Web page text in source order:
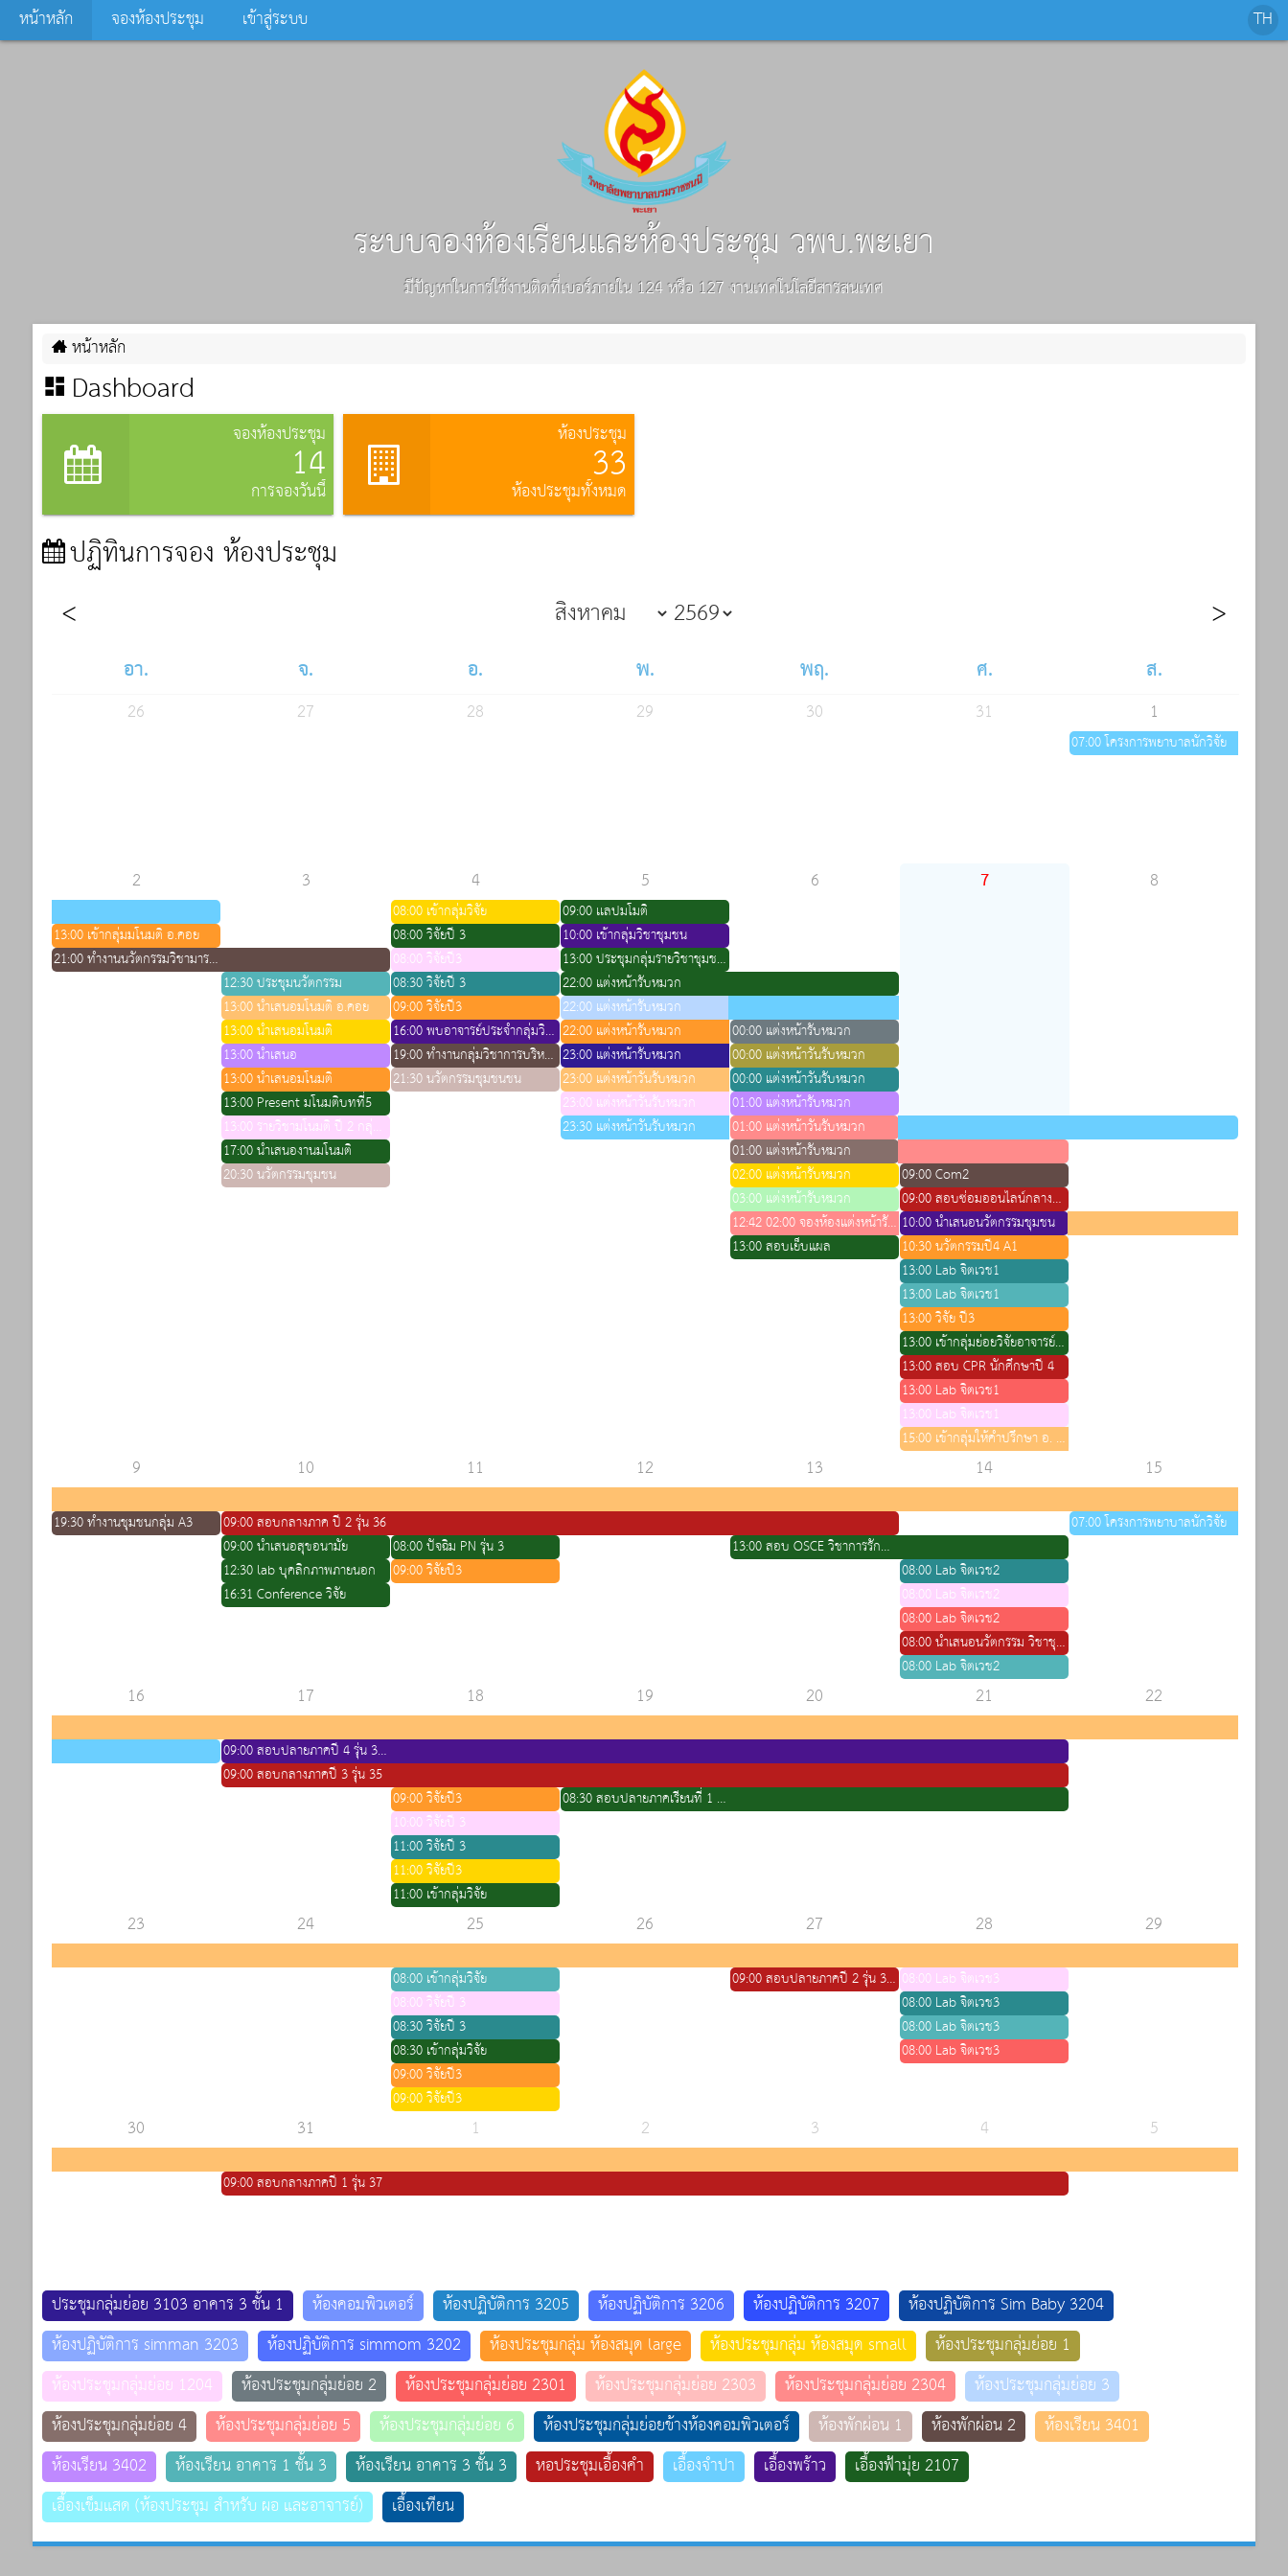
หน้าหลัก จองห้องประชุม เข้าสู่ระบบ
ระบบจองห้องเรียนและห้องประชุม วพบ.พะเยา
มีปัญหาในการใช้งานติดที่เบอร์ภายใน 124 หรือ 127 งานเทคโนโลยีสารสนเทศ
หน้าหลัก
Dashboard
จองห้องประชุม
14
การจองวันนี้
ห้องประชุม
33
ห้องประชุมทั้งหมด
ปฏิทินการจอง ห้องประชุม
อา. จ. อ. พ. พฤ. ศ. ส.
26 27 28 29 30 31 1
07:00 โครงการพยาบาลนักวิจัย
2
13:00 เข้ากลุ่มมโนมติ อ.คอย
21:00 ทำงานนวัตกรรมวิชามารดา 2
3
12:30 ประชุมนวัตกรรม
13:00 นำเสนอมโนมติ อ.คอย
13:00 นำเสนอมโนมติ
13:00 นำเสนอ
13:00 นำเสนอมโนมติ
13:00 Present มโนมติบทที่5
13:00 รายวิชามโนมติ ปี 2 กลุ่มย่อย
17:00 นำเสนองานมโนมติ
20:30 นวัตกรรมชุมชน
4
08:00 เข้ากลุ่มวิจัย
08:00 วิจัยปี 3
08:00 วิจัยปี3
08:30 วิจัยปี 3
09:00 วิจัยปี3
16:00 พบอาจารย์ประจำกลุ่มวิชาจิตเวช
19:00 ทำงานกลุ่มวิชาการบริหารสุขภาวะชุมชน 2
21:30 นวัตกรรมชุมชนชน
5
09:00 เเลปมโมติ
10:00 เข้ากลุ่มวิชาชุมชน
13:00 ประชุมกลุ่มรายวิชาชุมชน2
22:00 แต่งหน้ารับหมวก
22:00 แต่งหน้ารับหมวก
22:00 แต่งหน้ารับหมวก
23:00 แต่งหน้ารับหมวก
23:00 แต่งหน้าวันรับหมวก
23:00 แต่งหน้าวันรับหมวก
23:30 แต่งหน้าวันรับหมวก
6
00:00 แต่งหน้ารับหมวก
00:00 แต่งหน้าวันรับหมวก
00:00 แต่งหน้าวันรับหมวก
01:00 แต่งหน้ารับหมวก
01:00 แต่งหน้าวันรับหมวก
01:00 แต่งหน้ารับหมวก
02:00 แต่งหน้ารับหมวก
03:00 แต่งหน้ารับหมวก
12:42 02:00 จองห้องแต่งหน้ารับหมวก
13:00 สอบเย็บแผล
7
09:00 Com2
09:00 สอบซ่อมออนไลน์กลางภาค ปี 2 วิชา พยาธิ
10:00 นำเสนอนวัตกรรมชุมชน
10:30 นวัตกรรมปี4 A1
13:00 Lab จิตเวช1
13:00 Lab จิตเวช1
13:00 วิจัย ปี3
13:00 เข้ากลุ่มย่อยวิจัยอาจารย์วราภรณ์
13:00 สอบ CPR นักศึกษาปี 4
13:00 Lab จิตเวช1
13:00 Lab จิตเวช1
15:00 เข้ากลุ่มให้คำปรึกษา อ. วัชรี
8
9
19:30 ทำงานชุมชนกลุ่ม A3
10
09:00 สอบกลางภาค ปี 2 รุ่น 36
09:00 นำเสนอสุขอนามัย
12:30 lab บุคลิกภาพภายนอก
16:31 Conference วิจัย
11
08:00 ปัจฉิม PN รุ่น 3
09:00 วิจัยปี3
12 13
13:00 สอบ OSCE วิชาการรักษาพยาบาลเบื้องต้น ปี4
14
08:00 Lab จิตเวช2
08:00 Lab จิตเวช2
08:00 Lab จิตเวช2
08:00 นำเสนอนวัตกรรม วิชาชุมชน ปี4
08:00 Lab จิตเวช2
15
07:00 โครงการพยาบาลนักวิจัย
16 17
09:00 สอบปลายภาคปี 4 รุ่น 34 (แบ่งห้องสอบกับฟ้ามุ่ย)
09:00 สอบกลางภาคปี 3 รุ่น 35
18
09:00 วิจัยปี3
10:00 วิจัยปี 3
11:00 วิจัยปี 3
11:00 วิจัยปี3
11:00 เข้ากลุ่มวิจัย
19
08:30 สอบปลายภาคเรียนที่ 1 ชั้นปีที่ 4 รุ่น 34(ห้องที่2)
20 21 22
23 24 25
08:00 เข้ากลุ่มวิจัย
08:00 วิจัยปี 3
08:30 วิจัยปี 3
08:30 เข้ากลุ่มวิจัย
09:00 วิจัยปี3
09:00 วิจัยปี3
26 27
09:00 สอบปลายภาคปี 2 รุ่น 36 วิชาเภสัช
28
08:00 Lab จิตเวช3
08:00 Lab จิตเวช3
08:00 Lab จิตเวช3
08:00 Lab จิตเวช3
29
30 31
09:00 สอบกลางภาคปี 1 รุ่น 37
1 2 3 4 5
ประชุมกลุ่มย่อย 3103 อาคาร 3 ชั้น 1 ห้องคอมพิวเตอร์ ห้องปฏิบัติการ 3205 ห้องปฏิบัติการ 3206 ห้องปฏิบัติการ 3207
ห้องปฏิบัติการ Sim Baby 3204
ห้องปฏิบัติการ simman 3203
ห้องปฏิบัติการ simmom 3202 ห้องประชุมกลุ่ม ห้องสมุด large ห้องประชุมกลุ่ม ห้องสมุด small
ห้องประชุมกลุ่มย่อย 1
ห้องประชุมกลุ่มย่อย 1204
ห้องประชุมกลุ่มย่อย 2 ห้องประชุมกลุ่มย่อย 2301 ห้องประชุมกลุ่มย่อย 2303 ห้องประชุมกลุ่มย่อย 2304
ห้องประชุมกลุ่มย่อย 3
ห้องประชุมกลุ่มย่อย 4
ห้องประชุมกลุ่มย่อย 5 ห้องประชุมกลุ่มย่อย 6 ห้องประชุมกลุ่มย่อยข้างห้องคอมพิวเตอร์ ห้องพักผ่อน 1 ห้องพักผ่อน 2
ห้องเรียน 3401
ห้องเรียน 3402
ห้องเรียน อาคาร 1 ชั้น 3 ห้องเรียน อาคาร 3 ชั้น 3 หอประชุมเอื้องคำ เอื้องจำปา เอื้องพร้าว
เอื้องฟ้ามุ่ย 2107
เอื้องเข็มแสด (ห้องประชุม สำหรับ ผอ และอาจารย์)
เอื้องเทียน